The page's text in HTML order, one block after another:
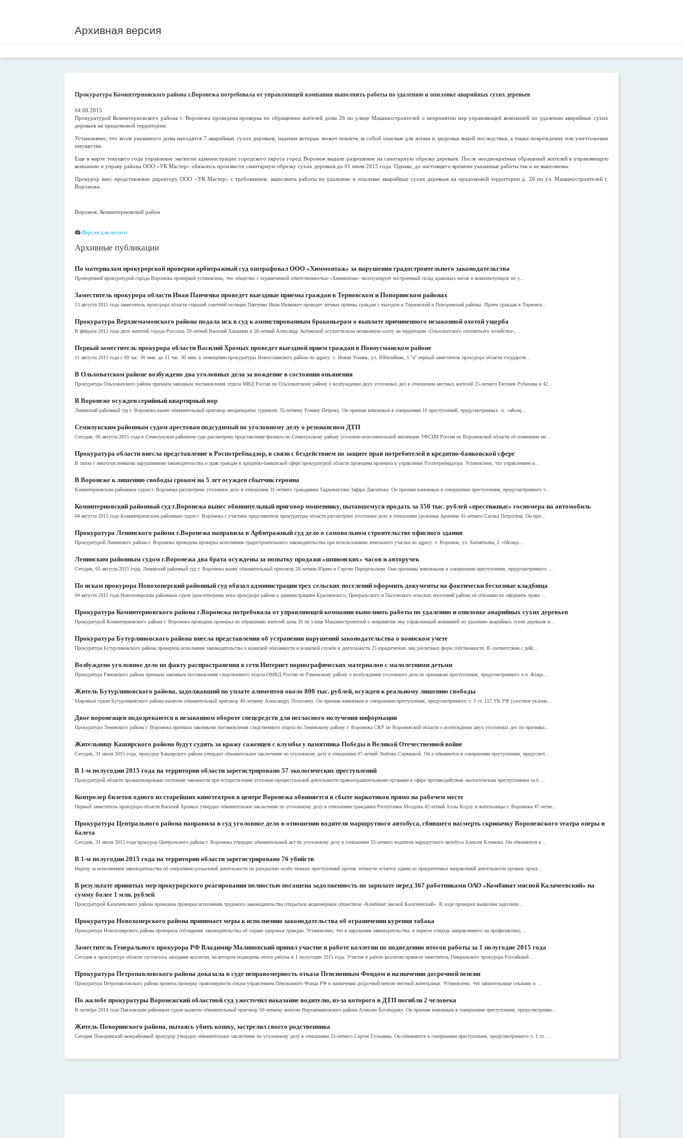
Архивная версия
Прокуратура Коминтерновского района г.Воронежа потребовала от управляющей компании выполнить работы по удалению и опиловке аварийных сухих деревьев
04.08.2015
Прокуратурой Коминтерновского района г. Воронежа проведена проверка по обращению жителей дома 26 по улице Машиностроителей о непринятии мер управляющей компанией по удалению аварийных сухих
деревьев на придомовой территории.
Установлено, что возле указанного дома находятся 7 аварийных сухих деревьев, падение которых может повлечь за собой опасные для жизни и здоровья людей последствия, а также повреждение или уничтожение
имущества.
Еще в марте текущего года управление экологии администрации городского округа город Воронеж выдало разрешение на санитарную обрезку деревьев. После неоднократных обращений жителей в управляющую
компанию и управу района ООО «УК Мастер» обязалось произвести санитарную обрезку сухих деревьев до 01 июля 2015 года. Однако, до настоящего времени указанные работы так и не выполнены.
Прокурор внес представление директору ООО «УК Мастер» с требованием выполнить работы по удалению и опиловке аварийных сухих деревьев на придомовой территории д. 26 по ул. Машиностроителей г.
Воронежа.
Воронеж. Коминтерновский район
🖨 Версия для печати
Архивные публикации
По материалам прокурорской проверки арбитражный суд оштрафовал ООО «Химмонтаж» за нарушения градостроительного законодательства
Проведенной прокуратурой города Воронежа проверкой установлено, что общество с ограниченной ответственностью «Химмонтаж» эксплуатирует построенный склад крановых весов и комплектующих по у...
Заместитель прокурора области Иван Панченко проведет выездные приемы граждан в Терновском и Поворинском районах
13 августа 2015 года заместитель прокурора области старший советний юстиции Панченко Иван Иванович проведет личные приемы граждан с выездом в Терновский и Поворинский районы. Прием граждан в Терновск...
Прокуратура Верхнемамонского района подала иск в суд к амнистированным браконьерам о выплате причиненного незаконной охотой ущерба
В феврале 2015 года двое жителей города Россошь 59-летний Василий Хащинин и 58-летний Александр Зыбинский осуществляли незаконную охоту на территории «Ольховатского охотничьего хозяйства»,...
Первый заместитель прокурора области Василий Хромых проведет выездной прием граждан в Новоусманском районе
11 августа 2015 года с 09 час. 30 мин. до 11 час. 30 мин. в помещении прокуратуры Новоусманского района по адресу: с. Новая Усмань, ул. Юбилейная, 5 "а" первый заместитель прокурора области государств...
В Ольховатском районе возбуждено два уголовных дела за вождение в состоянии опьянения
Прокуратура Ольховатского района признала законным постановления отдела МВД России по Ольховатскому району о возбуждении двух уголовных дел в отношении местных жителей 25-летнего Евгения Рубахина и 42...
В Воронеже осужден серийный квартирный вор
Ленинский районный суд г. Воронежа вынес обвинительный приговор неоднократно судимому 35-летнему Роману Петрову. Он признан виновным в совершении 10 преступлений, предусмотренных п. «а&raq...
Семилукским районным судом арестован подсудимый по уголовному делу о резонансном ДТП
Сегодня, 06 августа 2015 года в Семилукском районном суде рассмотрено представление филиала по Семилукскому району уголовно-исполнительной инспекции УФСИН России по Воронежской области об изменении ме...
Прокуратура области внесла представление в Роспотребнадзор, в связи с бездействием по защите прав потребителей в кредитно-банковской сфере
В связи с многочисленными нарушениями законодательства и прав граждан в кредитно-банковской сфере прокуратурой области проведена проверка в управлении Роспотребнадзора. Установлено, что управлением н...
В Воронеже к лишению свободы сроком на 5 лет осужден сбытчик героина
Коминтерновским районным судом г. Воронежа рассмотрено уголовное дело в отношении 31-летнего гражданина Таджикистана Зафара Давлатова. Он признан виновным в совершении преступления, предусмотренного ч...
Коминтерновский районный суд г.Воронежа вынес обвинительный приговор мошеннику, пытавшемуся продать за 350 тыс. рублей «престижные» госномера на автомобиль
04 августа 2015 года Коминтерновским районным судом г. Воронежа с участием представителя прокуратуры области рассмотрено уголовное дело в отношении уроженца Армении 45-летнего Сисака Петросяна. Он при...
Прокуратура Ленинского района г.Воронежа направила в Арбитражный суд дело о самовольном строительстве офисного здания
Прокуратурой Ленинского района г. Воронежа проведена проверка исполнения градостроительного законодательства при использовании земельного участка по адресу: г. Воронеж, ул. Бахметьева, 2 «б&raqu...
Ленинским районным судом г.Воронежа два брата осуждены за попытку продажи «шпионских» часов и авторучек
Сегодня, 05 августа 2015 года, Ленинский районный суд г. Воронежа вынес обвинительный приговор 28-летним Юрию и Сергею Передельским. Они признаны виновными в совершении преступления, предусмотренного ...
По искам прокурора Новохоперский районный суд обязал администрации трех сельских поселений оформить документы на фактически бесхозные кладбища
04 августа 2015 года Новохоперским районным судом удовлетворены иски прокурора района к администрациям Краснянского, Центральского и Пыховского сельских поселений района об обязании их оформить право ...
Прокуратура Коминтерновского района г.Воронежа потребовала от управляющей компании выполнить работы по удалению и опиловке аварийных сухих деревьев
Прокуратурой Коминтерновского района г. Воронежа проведена проверка по обращению жителей дома 26 по улице Машиностроителей о непринятии мер управляющей компанией по удалению аварийных сухих деревьев н...
Прокуратура Бутурлиновского района внесла представления об устранении нарушений законодательства о воинском учете
Прокуратура Бутурлиновского района проверила исполнение законодательства о воинской обязанности и воинской службе в деятельности 25 юридических лиц различных форм собственности. В соответствии с дейс...
Возбуждено уголовное дело по факту распространения в сети Интернет порнографических материалов с малолетними детьми
Прокуратура Рамонского района признала законным постановление следственного отдела ОМВД России по Рамонскому району о возбуждении уголовного дела по признакам преступления, предусмотренного п.п. &laqu...
Житель Бутурлиновского района, задолжавший по уплате алиментов около 800 тыс. рублей, осужден к реальному лишению свободы
Мировым судом Бутурлиновского района вынесен обвинительный приговор 40-летнему Александру Полосаеву. Он признан виновным в совершении преступления, предусмотренного ч. 1 ст. 157 УК РФ (злостное уклоне...
Двое воронежцев подозреваются в незаконном обороте спецсредств для негласного получения информации
Прокуратура Ленинского района г. Воронежа признала законными постановления следственного отдела по Ленинскому району г. Воронежа СКР по Воронежской области о возбуждении двух уголовных дел по признака...
Жительницу Каширского района будут судить за кражу саженцев с клумбы у памятника Победы в Великой Отечественной войне
Сегодня, 31 июля 2015 года, прокурор Каширского района утвердил обвинительное заключение по уголовному делу в отношении 47-летней Любови Серяковой. Он а обвиняется в совершении преступления, предусмот...
В 1-м полугодии 2015 года на территории области зарегистрировано 57 экологических преступлений
Прокуратурой области проанализировано состояние законности при осуществлении уголовно-процессуальной деятельности правоохранительными органами в сфере противодействия экологическим преступлениям за 6 ...
Контролер билетов одного из старейших кинотеатров в центре Воронежа обвиняется в сбыте наркотиков прямо на рабочем месте
Первый заместитель прокурора области Василий Хромых утвердил обвинительное заключение по уголовному делу в отношении гражданки Республики Молдова 42-летней Аллы Кодэу и жительницы г. Воронежа 47-летне...
Прокуратура Центрального района направила в суд уголовное дело в отношении водителя маршрутного автобуса, сбившего насмерть скрипачку Воронежского театра оперы и
балета
Сегодня, 31 июля 2015 года прокурор Центрального района г. Воронежа утвердил обвинительный акт по уголовному делу в отношении 33-летнего водителя маршрутного автобуса Алексея Климова. Он обвиняется в ...
В 1-м полугодии 2015 года на территории области зарегистрировано 76 убийств
Надзор за исполнением законодательства об оперативно-розыскной деятельности по раскрытию особо тяжких преступлений против личности остается одним из приоритетных направлений деятельности органов проку...
В результате принятых мер прокурорского реагирования полностью погашена задолженность по зарплате перед 367 работниками ОАО «Комбинат мясной Калачеевский» на
сумму более 1 млн. рублей
Прокуратурой Калачеевского района проведена проверка исполнения трудового законодательства открытым акционерным обществом «Комбинат мясной Калачеевский». В ходе проверки выявлена задолжен...
Прокуратура Новохоперского района принимает меры к исполнению законодательства об ограничении курения табака
Прокуратура Новохоперского района проверила соблюдение законодательства об охране здоровья граждан. Установлено, что в нарушение законодательства, в первую очередь направленного на профилактику, ...
Заместитель Генерального прокурора РФ Владимир Малиновский принял участие в работе коллегии по подведению итогов работы за 1 полугодие 2015 года
Сегодня в прокуратуре области состоялось заседание коллегии, на котором подведены итоги работы в 1 полугодии 2015 года. Участие в работе коллегии приняли заместитель Генерального прокурора Российской...
Прокуратура Петропавловского района доказала в суде неправомерность отказа Пенсионным Фондом в назначении досрочной пенсии
Прокуратура Петропавловского района провела проверку правомерности отказа управлением Пенсионного Фонда РФ в назначении досрочной пенсии местной жительнице. Установлено, что заявительнице отказано в ...
По жалобе прокуратуры Воронежский областной суд ужесточил наказание водителю, из-за которого в ДТП погибли 2 человека
В октябре 2014 года Павловским районным судом вынесен обвинительный приговор 50-летнему жителю Верхнемамонского района Алексею Богатыреву. Он признан виновным в совершении преступления, предусмотренно...
Житель Поворинского района, пытаясь убить кошку, застрелил своего родственника
Сегодня Поворинский межрайонный прокурор утвердил обвинительное заключение по уголовному делу в отношении 33-летнего Сергея Гусынина. Он обвиняется в совершении преступления, предусмотренного ч. 1 ст....